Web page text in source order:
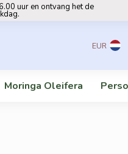
uur en ontvang het de
EUR
Moringa Oleifera